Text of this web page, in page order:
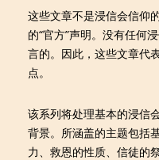
这些文章不是浸信会信仰
的“官方”声明。没有任何
言的。因此，这些文章代
点。
该系列将处理基本的浸信
背景。所涵盖的主题包括
力、救恩的性质、信徒的